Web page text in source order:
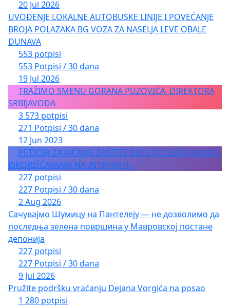
20 Jul 2026
UVOĐENJE LOKALNE AUTOBUSKE LINIJE I POVEĆANJE
BROJA POLAZAKA BG VOZA ZA NASELJA LEVE OBALE
DUNAVA
553 potpisi
553 Potpisi / 30 dana
19 Jul 2026
TRAŽIMO SMENU GORANA PUZOVIĆA, DIREKTORA
SRBIJAVODA
3 573 potpisi
271 Potpisi / 30 dana
12 Jun 2023
PETICIJA ZA JAČANJE ZAŠTITE DECE OD SEKSUALNOG
ISKORIŠĆAVANJA NA INTERNETU
227 potpisi
227 Potpisi / 30 dana
2 Aug 2026
Сачувајмо Шумицу на Пантелеју — не дозволимо да
последња зелена површина у Мавровској постане
депонија
227 potpisi
227 Potpisi / 30 dana
9 Jul 2026
Pružite podršku vraćanju Dejana Vorgića na posao
1 280 potpisi